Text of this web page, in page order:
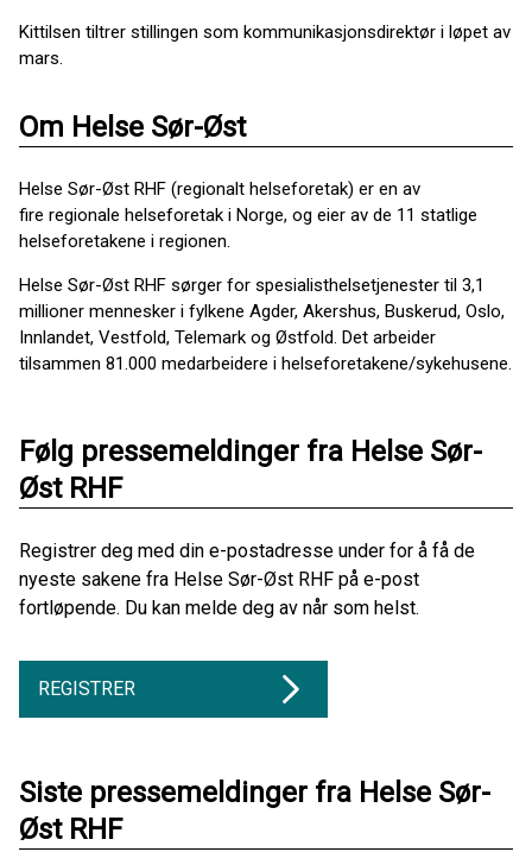
Kittilsen tiltrer stillingen som kommunikasjonsdirektør i løpet av
mars.
Om Helse Sør-Øst
Helse Sør-Øst RHF (regionalt helseforetak) er en av
fire regionale helseforetak i Norge, og eier av de 11 statlige
helseforetakene i regionen.
Helse Sør-Øst RHF sørger for spesialisthelsetjenester til 3,1
millioner mennesker i fylkene Agder, Akershus, Buskerud, Oslo,
Innlandet, Vestfold, Telemark og Østfold. Det arbeider
tilsammen 81.000 medarbeidere i helseforetakene/sykehusene.
Følg pressemeldinger fra Helse Sør-
Øst RHF
Registrer deg med din e-postadresse under for å få de
nyeste sakene fra Helse Sør-Øst RHF på e-post
fortløpende. Du kan melde deg av når som helst.
REGISTRER
Siste pressemeldinger fra Helse Sør-
Øst RHF